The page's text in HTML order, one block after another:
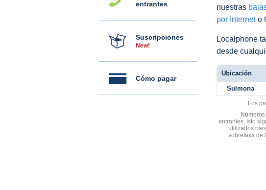
entrantes
Suscripciones
New!
Cómo pagar
nuestras
por Interneto
Localphone
desde
Ubicación
Sulmona
Los
entrantes. Isto
utilizados
sobretaxa de